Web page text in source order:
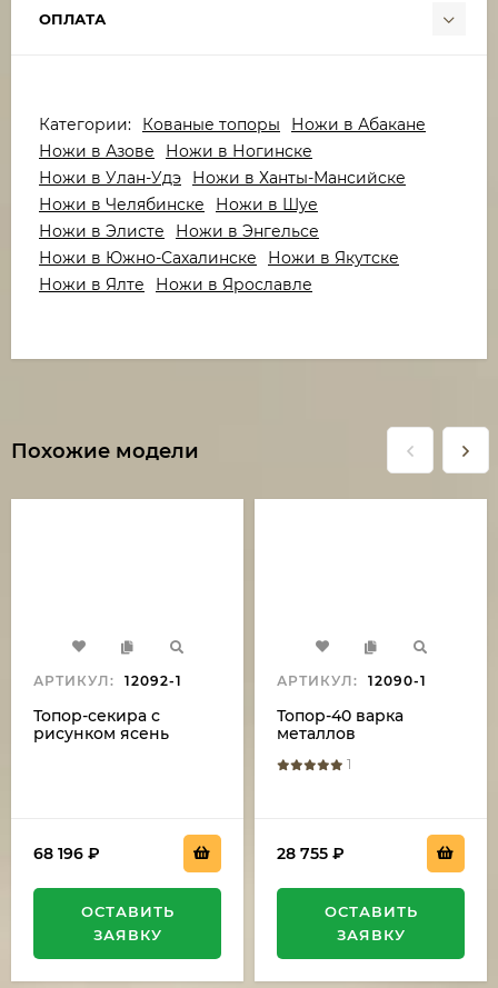
ОПЛАТА
Категории: Кованые топоры
Ножи в Абакане
Ножи в Азове
Ножи в Ногинске
Ножи в Улан-Удэ
Ножи в Ханты-Мансийске
Ножи в Челябинске
Ножи в Шуе
Ножи в Элисте
Ножи в Энгельсе
Ножи в Южно-Сахалинске
Ножи в Якутске
Ножи в Ялте
Ножи в Ярославле
Похожие модели
АРТИКУЛ: 12092-1
Топор-секира с
рисунком ясень
68 196 ₽
ОСТАВИТЬ
ЗАЯВКУ
АРТИКУЛ: 12090-1
Топор-40 варка
металлов
резной 1
28 755 ₽
ОСТАВИТЬ
ЗАЯВКУ